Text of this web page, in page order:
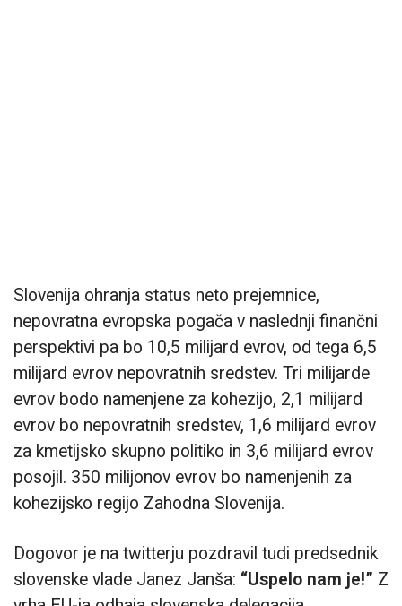
Slovenija ohranja status neto prejemnice,
nepovratna evropska pogača v naslednji finančni
perspektivi pa bo 10,5 milijard evrov, od tega 6,5
milijard evrov nepovratnih sredstev. Tri milijarde
evrov bodo namenjene za kohezijo, 2,1 milijard
evrov bo nepovratnih sredstev, 1,6 milijard evrov
za kmetijsko skupno politiko in 3,6 milijard evrov
posojil. 350 milijonov evrov bo namenjenih za
kohezijsko regijo Zahodna Slovenija.
Dogovor je na twitterju pozdravil tudi predsednik
slovenske vlade Janez Janša: “Uspelo nam je!” Z